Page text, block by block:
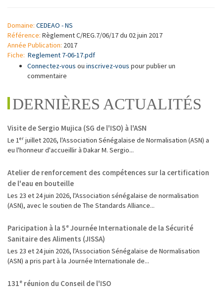
Domaine: CEDEAO - NS
Référence: Règlement C/REG.7/06/17 du 02 juin 2017
Année Publication: 2017
Fiche: Reglement 7-06-17.pdf
Connectez-vous ou inscrivez-vous pour publier un
commentaire
DERNIÈRES ACTUALITÉS
Visite de Sergio Mujica (SG de l'ISO) à l'ASN
Le 1ᵉʳ juillet 2026, l'Association Sénégalaise de Normalisation (ASN) a
eu l'honneur d'accueillir à Dakar M. Sergio...
Atelier de renforcement des compétences sur la certification
de l'eau en bouteille
Les 23 et 24 juin 2026, l'Association sénégalaise de normalisation
(ASN), avec le soutien de The Standards Alliance...
Paricipation à la 5ᵉ Journée Internationale de la Sécurité
Sanitaire des Aliments (JISSA)
‎Les 23 et 24 juin 2026, l'Association Sénégalaise de Normalisation
(ASN) a pris part à la Journée Internationale de...
131ᵉ réunion du Conseil de l'ISO